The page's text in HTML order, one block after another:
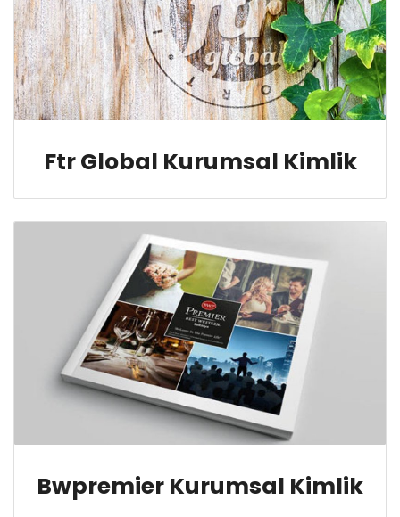
Ftr Global Kurumsal Kimlik
Bwpremier Kurumsal Kimlik